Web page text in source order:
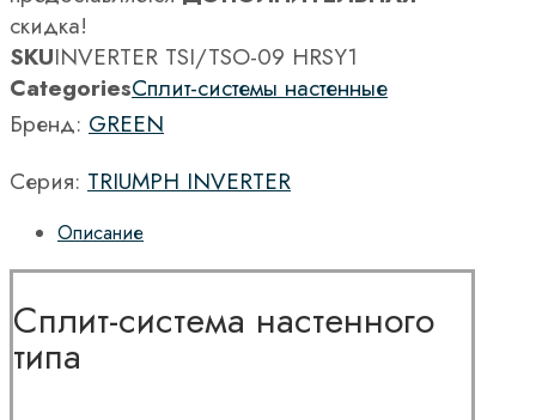
скидка!
SKUINVERTER TSI/TSO-09 HRSY1
CategoriesСплит-системы настенные
Бренд: GREEN
Серия: TRIUMPH INVERTER
Описание
Сплит-система настенного
типа